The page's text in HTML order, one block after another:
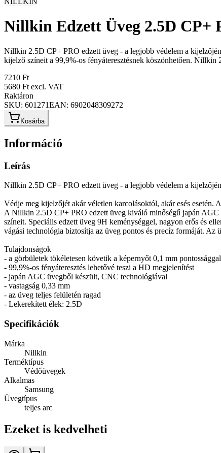
Nillkin Edzett Üveg 2.5D CP+
Nillkin 2.5D CP+ PRO edzett üveg - a legjobb védelem a
kijelző színeit a 99,9%-os fényáteresztésnek köszönhetően. Nillkin
7210 Ft
5680 Ft excl. VAT
Raktáron
SKU: 601271EAN: 6902048309272
Kosárba
Információ
Leírás
Nillkin 2.5D CP+ PRO edzett üveg - a legjobb védelem a
Védje meg kijelzőjét akár véletlen karcolásoktól, akár esés
A Nillkin 2.5D CP+ PRO edzett üveg kiváló minőségű japán AGC
színeit. Speciális edzett üveg 9H keménységgel, nagyon erős és
vágási technológia biztosítja az üveg pontos és precíz formáját. Az
Tulajdonságok
- a görbületek tökéletesen követik a képernyőt 0,1 mm pontossággal
- 99,9%-os fényáteresztés lehetővé teszi a HD megjelenítést
- japán AGC üvegből készült, CNC technológiával
- vastagság 0,33 mm
- az üveg teljes felületén ragad
- Lekerekített élek: 2.5D
Specifikációk
Márka
Nillkin
Terméktípus
Védőüvegek
Alkalmas
Samsung
Üvegtípus
teljes arc
Ezeket is kedvelheti